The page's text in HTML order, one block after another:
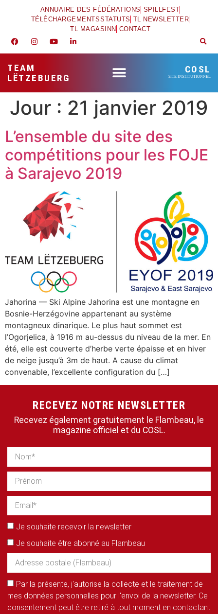
ANNUAIRE DES FÉDÉRATIONS SPILLFEST
TÉLÉCHARGEMENTSSTATUTS TL NEWSLETTER
TL MAGASINN CONTACT
TEAM
LËTZEBUERG
COSL
SITE INSTITUTIONNEL
Jour : 21 janvier 2019
L’ensemble du site des
compétitions pour les FOJE
à Sarajevo 2019
Jahorina — Ski Alpine Jahorina est une montagne en
Bosnie-Herzégovine appartenant au système
montagneux dinarique. Le plus haut sommet est
l’Ogorjelica, à 1916 m au-dessus du niveau de la mer. En
été, elle est couverte d’herbe verte épaisse et en hiver
de neige jusqu’à 3m de haut. A cause du climat
convenable, l’excellente configuration du […]
RECEVEZ NOTRE NEWSLETTER
Recevez également gratuitement le Flambeau, le
magazine officiel et du COSL.
Je souhaite recevoir la newsletter
Je souhaite être abonné au Flambeau
Par la présente, j'autorise la collecte et le traitement de
mes données personnelles pour l'envoi de la newsletter. Ce
consentement peut être retiré à tout moment en contactant